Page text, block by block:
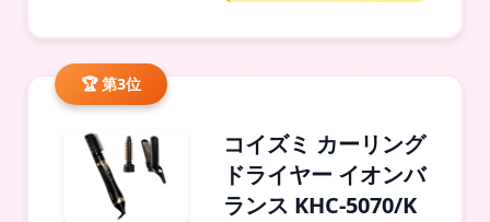
🏆 第3位
コイズミ カーリング
ドライヤー イオンバ
ランス KHC-5070/K